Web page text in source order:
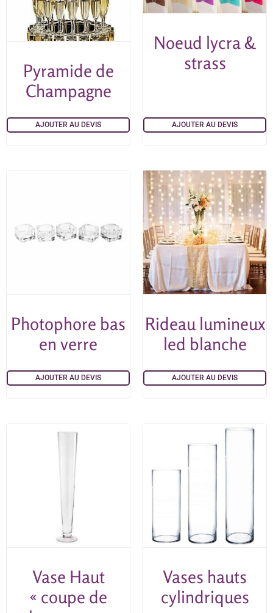
Pyramide de
Champagne
AJOUTER AU DEVIS
Noeud lycra &
strass
AJOUTER AU DEVIS
Photophore bas
en verre
AJOUTER AU DEVIS
Rideau lumineux
led blanche
AJOUTER AU DEVIS
Vase Haut
« coupe de
Vases hauts
cylindriques